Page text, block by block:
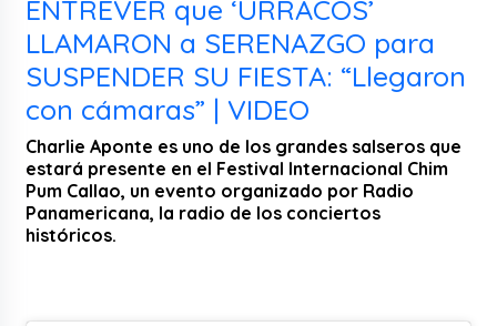
ENTREVER que ‘URRACOS’
LLAMARON a SERENAZGO para
SUSPENDER SU FIESTA: “Llegaron
con cámaras” | VIDEO
Charlie Aponte es uno de los grandes salseros que
estará presente en el Festival Internacional Chim
Pum Callao, un evento organizado por Radio
Panamericana, la radio de los conciertos
históricos.